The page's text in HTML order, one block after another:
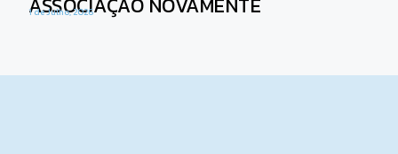
1 de Julho, 2026